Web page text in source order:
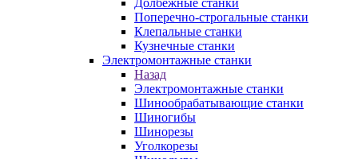
Долбежные станки
Поперечно-строгальные станки
Клепальные станки
Кузнечные станки
Электромонтажные станки
Назад
Электромонтажные станки
Шинообрабатывающие станки
Шиногибы
Шинорезы
Уголкорезы